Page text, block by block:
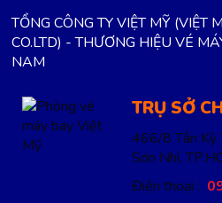
TỔNG CÔNG TY VIỆT MỸ (VIỆT
CO.LTD) - THƯƠNG HIỆU VÉ
NAM
TRỤ SỞ
466/8 Tân Kỳ
Sơn Nhì,
Điện thoại :